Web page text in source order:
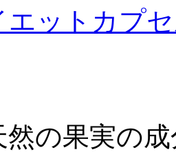
エットカプ
然の果実の